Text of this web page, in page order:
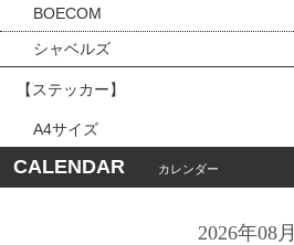
BOECOM
シャベルズ
【ステッカー】
A4サイズ
CALENDAR カレンダー
2026年08月